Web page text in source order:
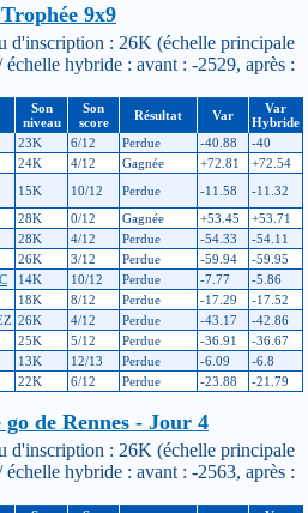
9x9
d'inscription : 26K (échelle principale
hybride : avant : -2529, après :
Son
niveau
Son
score
Résultat Var
Var
Hybride
23K 6/12 Perdue -40.88
-40
24K 4/12 Gagnée +72.81
+72.54
15K 10/12 Perdue -11.58
-11.32
28K 0/12 Gagnée +53.45
+53.71
28K 4/12 Perdue -54.33
-54.11
26K 3/12 Perdue -59.94
-59.95
14K 10/12 Perdue -7.77
-5.86
18K 8/12 Perdue -17.29
-17.52
26K 4/12 Perdue -43.17
-42.86
25K 5/12 Perdue -36.91
-36.67
13K 12/13 Perdue -6.09
-6.8
22K 6/12 Perdue -23.88 -21.79
de Rennes - Jour 4
d'inscription : 26K (échelle principale
hybride : avant : -2563, après :